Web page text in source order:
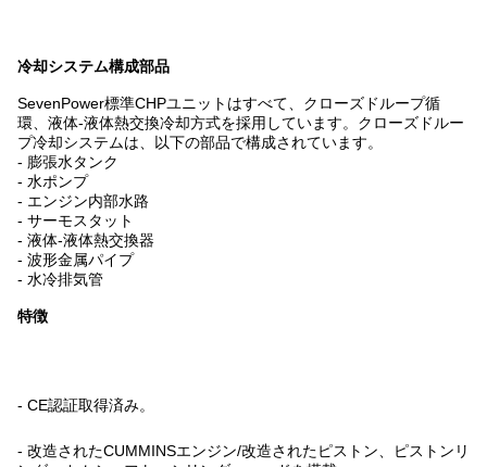
冷却システム構成部品
SevenPower標準CHPユニットはすべて、クローズドループ循
環、液体-液体熱交換冷却方式を採用しています。クローズドルー
プ冷却システムは、以下の部品で構成されています。
- 膨張水タンク
- 水ポンプ
- エンジン内部水路
- サーモスタット
- 液体-液体熱交換器
- 波形金属パイプ
- 水冷排気管
特徴
- CE認証取得済み。
- 改造されたCUMMINSエンジン/改造されたピストン、ピストンリ